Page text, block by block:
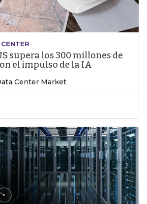
supera los 300 millones de
el impulso de la IA
Center Market